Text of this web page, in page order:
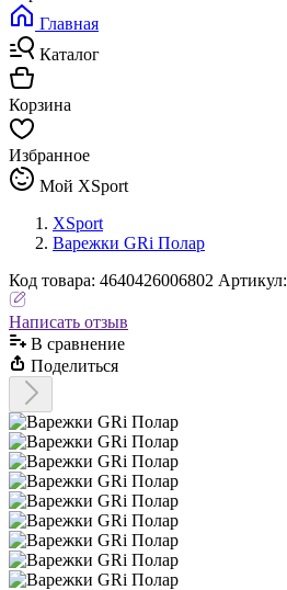
Главная
Каталог
Корзина
Избранное
Мой XSport
XSport
Варежки GRi Полар
Код товара: 4640426006802 Артикул:
Написать отзыв
В сравнениe
Поделиться